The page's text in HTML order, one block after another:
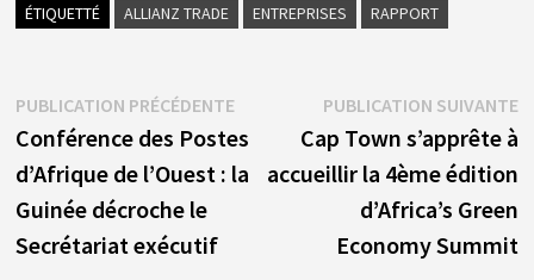
ÉTIQUETTÉ ALLIANZ TRADE ENTREPRISES RAPPORT
Navigation
de
l’article
PUBLICATION PRÉCÉDENTEPublication
précédente :
Conférence des Postes
d’Afrique de l’Ouest : la
Guinée décroche le
Secrétariat exécutif
PUBLICATION SUIVANTE
Cap Town s’apprête à
accueillir la 4ème édition
d’Africa’s Green
Economy Summit